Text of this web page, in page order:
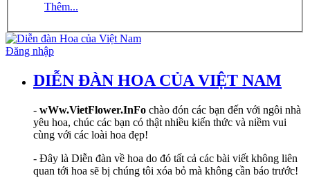
Thêm...
Đăng nhập
DIỄN ĐÀN HOA CỦA VIỆT NAM
- wWw.VietFlower.InFo chào đón các bạn đến với ngôi nhà
yêu hoa, chúc các bạn có thật nhiều kiến thức và niềm vui
cùng với các loài hoa đẹp!
- Đây là Diễn đàn về hoa do đó tất cả các bài viết không liên
quan tới hoa sẽ bị chúng tôi xóa bỏ mà không cần báo trước!